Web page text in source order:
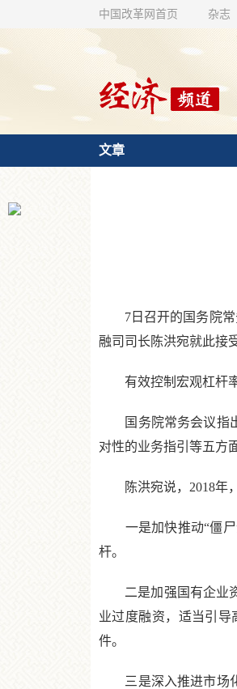
中国改革网首页 杂志
文章
7日召开的国务院常
融司司长陈洪宛就此接
有效控制宏观杠杆
国务院常务会议指出
对性的业务指引等五方
陈洪宛说，2018年，
一是加快推动“僵尸
杆。
二是加强国有企业资
业过度融资，适当引
件。
三是深入推进市场化